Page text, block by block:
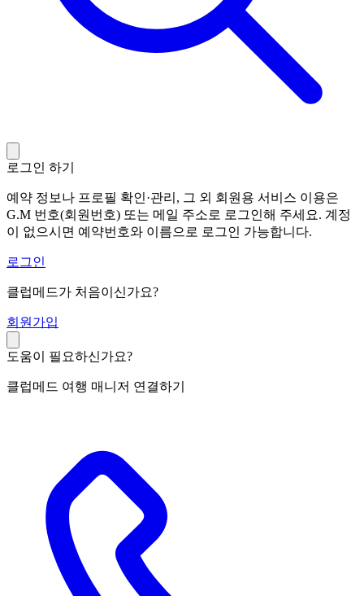
로그인 하기
예약 정보나 프로필 확인·관리, 그 외 회원용 서비스 이용은
G.M 번호(회원번호) 또는 메일 주소로 로그인해 주세요. 계정
이 없으시면 예약번호와 이름으로 로그인 가능합니다.
로그인
클럽메드가 처음이신가요?
회 원가입
도움이 필요하신가요?
클럽메드 여행 매니저 연결하기